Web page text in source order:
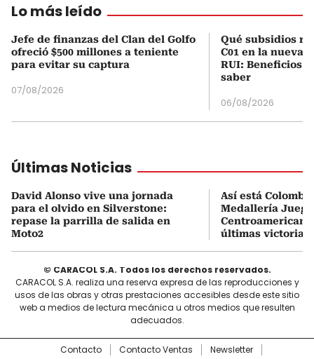
Lo más leído
Jefe de finanzas del Clan del Golfo
ofreció $500 millones a teniente
para evitar su captura
07/08/2026
Qué subsidios
C01 en la nueva
RUI: Beneficios
saber
06/08/2026
Últimas Noticias
David Alonso vive una jornada
para el olvido en Silverstone:
repase la parrilla de salida en
Moto2
Así está
Medallería
últimas victorias
© CARACOL S.A. Todos los derechos reservados.
CARACOL S.A. realiza una reserva expresa de las reproducciones y
usos de las obras y otras prestaciones accesibles desde este sitio
web a medios de lectura mecánica u otros medios que resulten
adecuados.
Contacto Contacto Ventas
Newsletter